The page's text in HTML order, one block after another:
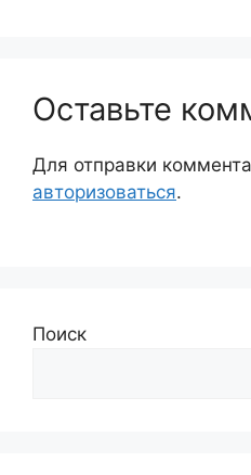
Оставьте
Для отправки
авторизоваться.
Поиск